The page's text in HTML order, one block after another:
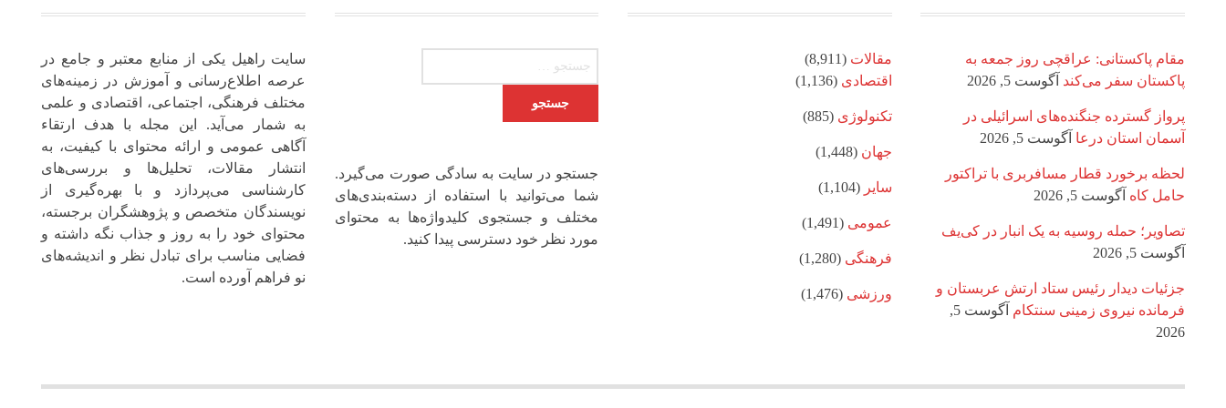
مقام پاکستانی: عراقچی روز جمعه به
پاکستان سفر می‌کند آگوست 5, 2026
پرواز گسترده جنگنده‌های اسرائیلی در
آسمان استان درعا آگوست 5, 2026
لحظه برخورد قطار مسافربری با تراکتور
حامل کاه آگوست 5, 2026
تصاویر؛ حمله روسیه به یک انبار در کی‌یف
آگوست 5, 2026
جزئیات دیدار رئیس ستاد ارتش عربستان و
فرمانده نیروی زمینی سنتکام
آگوست 5,
2026
مقالات (8,911)
اقتصادی (1,136)
تکنولوژی (885)
جهان (1,448)
سایر (1,104)
عمومی (1,491)
فرهنگی (1,280)
ورزشی (1,476)
جستجو در سایت به سادگی صورت می‌گیرد.
شما می‌توانید با استفاده از دسته‌بندی‌های
مختلف و جستجوی کلیدواژه‌ها به محتوای
مورد نظر خود دسترسی پیدا کنید.
سایت راهیل یکی از منابع معتبر و جامع در
عرصه اطلاع‌رسانی و آموزش در زمینه‌های
مختلف فرهنگی، اجتماعی، اقتصادی و علمی
به شمار می‌آید. این مجله با هدف ارتقاء
آگاهی عمومی و ارائه محتوای با کیفیت، به
انتشار مقالات، تحلیل‌ها و بررسی‌های
کارشناسی می‌پردازد و با بهره‌گیری از
نویسندگان متخصص و پژوهشگران برجسته،
محتوای خود را به‌ روز و جذاب نگه‌ داشته و
فضایی مناسب برای تبادل نظر و اندیشه‌های
نو فراهم آورده است.